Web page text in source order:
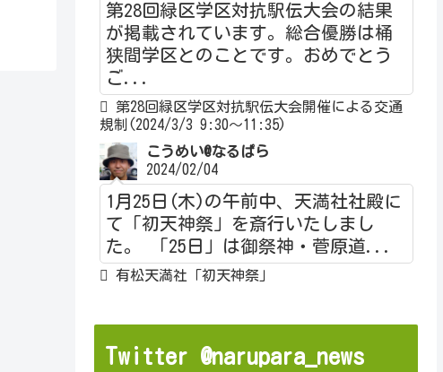
第28回緑区学区対抗駅伝大会の結果
が掲載されています。総合優勝は桶
狭間学区とのことです。おめでとう
ご...
第28回緑区学区対抗駅伝大会開催による交通
規制(2024/3/3 9:30～11:35)
こうめい@なるぱら
2024/02/04
1月25日(木)の午前中、天満社社殿に
て「初天神祭」を斎行いたしまし
た。 「25日」は御祭神・菅原道...
有松天満社「初天神祭」
Twitter @narupara_news